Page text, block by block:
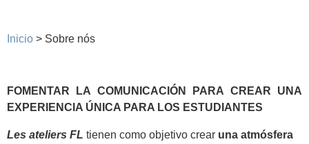
Inicio > Sobre nós
FOMENTAR LA COMUNICACIÓN PARA CREAR UNA
EXPERIENCIA ÚNICA PARA LOS ESTUDIANTES
Les ateliers FL tienen como objetivo crear una atmósfera